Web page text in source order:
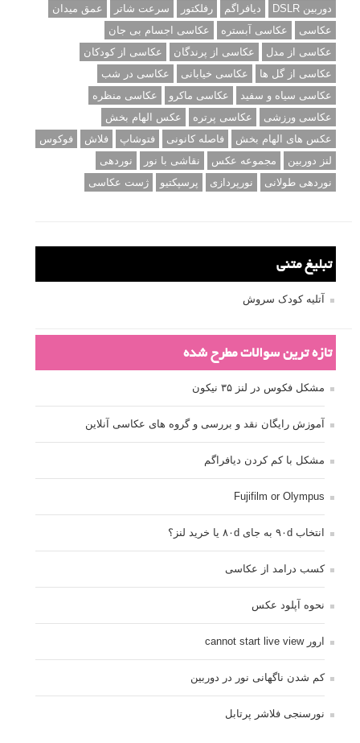
دوربین DSLR
دیافراگم رفلکتور سرعت شاتر
عمق میدان
عکاسی
عکاسی آبستره
عکاسی اجسام بی جان
عکاسی از مدل
عکاسی از پرندگان
عکاسی از کودکان
عکاسی از گل ها
عکاسی خیابانی
عکاسی در شب
عکاسی سیاه و سفید
عکاسی ماکرو
عکاسی منظره
عکاسی ورزشی
عکاسی پرتره
عکس الهام بخش
عکس های الهام بخش
فاصله کانونی فتوشاپ فلاش
فوکوس
لنز دوربین
مجموعه عکس نقاشی با نور
نوردهی
نوردهی طولانی
نورپردازی پرسپکتیو ژست عکاسی
تبلیغ متنی
آتلیه کودک سروش
تازه ترین سوالات مطرح شده
مشکل فکوس در لنز ۳۵ نیکون
آموزش رایگان نقد و بررسی و گروه های عکاسی آنلاین
مشکل با کم کردن دیافراگم
Fujifilm or Olympus
انتخاب ۹۰d به جای ۸۰d یا خرید لنز؟
کسب درامد از عکاسی
نحوه آپلود عکس
ارور cannot start live view
کم شدن ناگهانی نور در دوربین
نورسنجی فلاشر پرتابل